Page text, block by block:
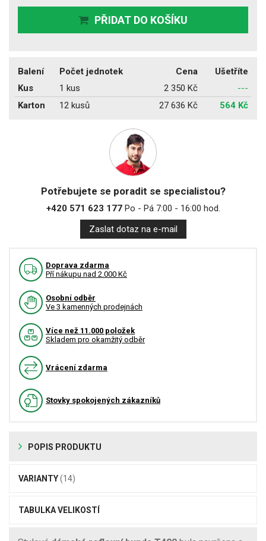
PŘIDAT DO KOŠÍKU
Balení Počet jednotek Cena
Ušetříte
Kus
1 kus 2 350 Kč
---
Karton
12 kusů 27 636 Kč 564 Kč
Potřebujete se poradit se specialistou?
+420 571 623 177Po - Pá 7:00 - 16:00 hod.
Zaslat dotaz na e-mail
Doprava zdarma
Pří nákupu nad 2.000 Kč
Osobní odběr
Ve 3 kamenných prodejnách
Více než 11.000 položek
Skladem pro okamžitý odběr
Vrácení zdarma
Stovky spokojených zákazníků
POPIS PRODUKTU
VARIANTY(14)
TABULKA VELIKOSTÍ